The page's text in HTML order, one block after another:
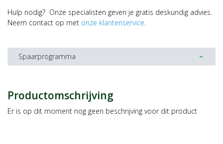
Hulp nodig? Onze specialisten geven je gratis deskundig advies.
Neem contact op met onze klantenservice.
Spaarprogramma expand_more
Productomschrijving
Er is op dit moment nog geen beschrijving voor dit product